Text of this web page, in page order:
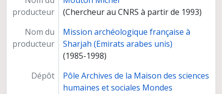
producteur
(Chercheur au CNRS à partir de 1993)
Nom du
producteur
Mission archéologique française à
Sharjah (Emirats arabes unis)
(1985-1998)
Dépôt
Pôle Archives de la Maison des sciences
humaines et sociales Mondes